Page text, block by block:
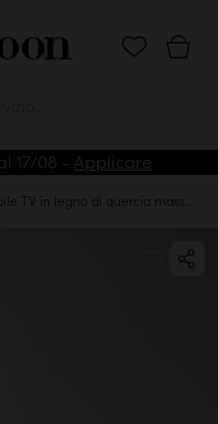
17/08 - Applicare
in legno di quercia massello 180 cm